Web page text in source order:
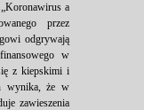
a
przez
odgrywają
w
z kiepskimi i
wynika, że w
zawieszenia